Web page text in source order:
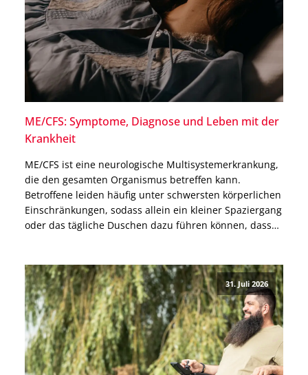
ME/CFS: Symptome, Diagnose und Leben mit der
Krankheit
ME/CFS ist eine neurologische Multisystemerkrankung,
die den gesamten Organismus betreffen kann.
Betroffene leiden häufig unter schwersten körperlichen
Einschränkungen, sodass allein ein kleiner Spaziergang
oder das tägliche Duschen dazu führen können, dass
Erschöpfungszustand ist, welche Ursachen bekannt
und welche Therapien möglich sind, […]
31. Juli 2026